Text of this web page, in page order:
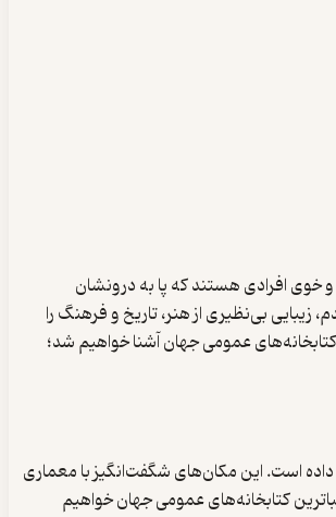
خوی افرادی هستند که پا به درونشان
زیبایی بی‌نظیری از هنر، تاریخ و فرهنگ را
کتابخانه‌های عمومی جهان آشنا خواهیم شد؛
داده است. این مکان‌های شگفت‌انگیز با معماری
کتابخانه‌های عمومی جهان خواهیم